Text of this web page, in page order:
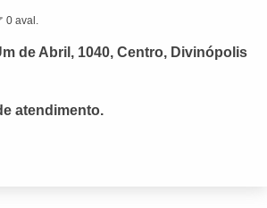
0 aval.
de Abril, 1040, Centro, Divinópolis
atendimento.